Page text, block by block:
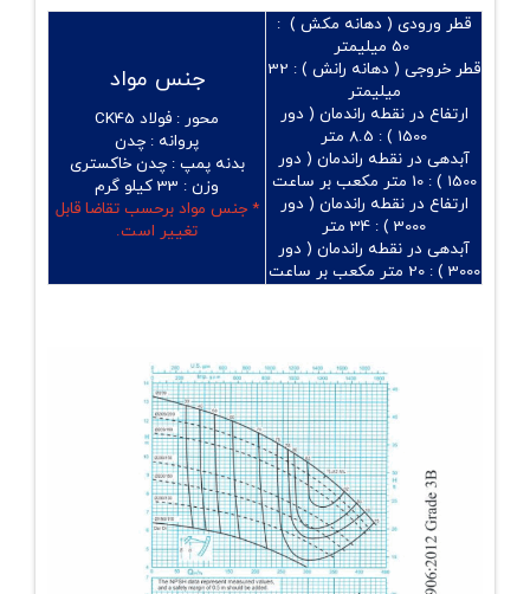
قطر ورودی ( دهانه مکش ) :
50 میلیمتر
قطر خروجی ( دهانه رانش ) : 32
میلیمتر
ارتفاع در نقطه راندمان ( دور
1500 ) :
آبدهی در نقطه راندمان ( دور
1500 ) :
10 متر مکعب بر ساعت
ارتفاع در نقطه راندمان ( دور
3000 ) :
آبدهی در نقطه راندمان ( دور
3000 ) :
20 متر مکعب بر ساعت
جنس مواد
محور : فولاد CK45
پروانه : چدن
بدنه پمپ :چدن خاکستری
وزن : 33 کیلو گرم
* جنس مواد برحسب تقاضا قابل
تغییر است.